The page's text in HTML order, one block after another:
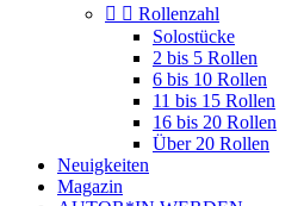
  Rollenzahl
Solostücke
2 bis 5 Rollen
6 bis 10 Rollen
11 bis 15 Rollen
16 bis 20 Rollen
Über 20 Rollen
Neuigkeiten
Magazin